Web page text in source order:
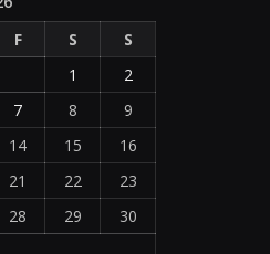
F S
S
1
2
7 8
9
14 15
16
21 22
23
28 29
30